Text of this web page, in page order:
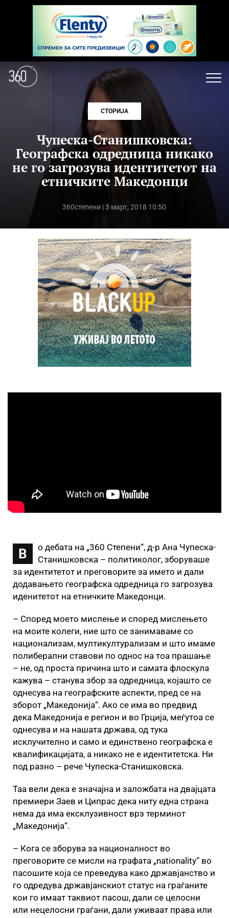
СТОРИЈА
Чупеска-Станишковска:
Географска одредница никако
не го загрозува идентитетот на
етничките Македонци
360степени | 3 март, 2018 10:50
В
о дебата на „360 Степени“, д-р Ана Чупеска-
Станишковска – политиколог, зборуваше
за идентитетот и преговорите за името и дали
додавањето географска одредница го загрозува
иденитетот на етничките Македонци.
– Според моето мислење и според мислењето
на моите колеги, ние што се занимаваме со
национализам, мултикултурализам и што имаме
полиберални ставови по однос на тоа прашање
– не, од проста причина што и самата флоскула
кажува – станува збор за одредница, којашто се
однесува на географските аспекти, пред се на
зборот „Македонија“. Ако се има во предвид
дека Македонија е регион и во Грција, меѓутоа се
однесува и на нашата држава, од тука
исклучително и само и единствено географска е
квалификацијата, а никако не е идентитетска. Ни
под разно – рече Чупеска-Станишковска.
Таа вели дека е значајна и заложбата на двајцата
премиери Заев и Ципрас дека ниту една страна
нема да има ексклузивност врз терминот
„Македонија“.
– Кога се зборува за националност во
преговорите се мисли на графата „nationality“ во
пасошите која се преведува како државјанство и
го одредува државјанскиот статус на граѓаните
кои го имаат таквиот пасош, дали се целосни
или нецелосни граѓани, дали уживаат права или